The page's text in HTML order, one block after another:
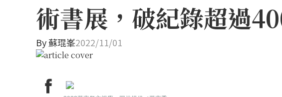
術書展，破紀錄超過
By蘇琨峯2022/11/01